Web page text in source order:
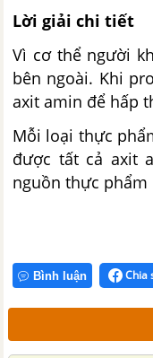
Lời giải chi tiết
Vì cơ thể người
bên ngoài. Khi
axit amin để hấp
Mỗi loại thực
được tất cả axit
nguồn thực phẩm
Bình luận Chia